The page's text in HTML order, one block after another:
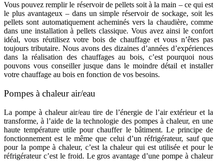
Vous pouvez remplir le réservoir de pellets soit à la main – ce qui est
le plus avantageux – dans un simple réservoir de sockage, soit les
pellets sont automatiquement acheminés vers la chaudière, comme
dans une installation à pellets classique. Vous avez ainsi le confort
idéal, vous réutilisez votre bois de chauffage et vous n’êtes pas
toujours tributaire. Nous avons des dizaines d’années d’expériences
dans la réalisation des chauffages au bois, c’est pourquoi nous
pouvons vous conseiller jusque dans le moindre détail et installer
votre chauffage au bois en fonction de vos besoins.
Pompes à chaleur air/eau
La pompe à chaleur air/eau tire de l’énergie de l’air extérieur et la
transforme, à l’aide de la technologie des pompes à chaleur, en une
haute température utile pour chauffer le bâtiment. Le principe de
fonctionnement est le même que celui d’un réfrigérateur, sauf que
pour la pompe à chaleur, c’est la chaleur qui est utilisée et pour le
réfrigérateur c’est le froid. Le gros avantage d’une pompe à chaleur